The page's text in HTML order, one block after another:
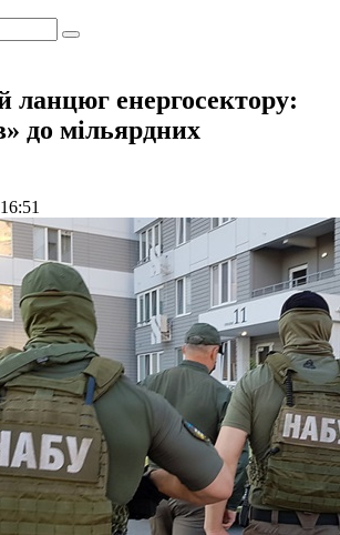
ланцюг енергосектору:
до мільярдних